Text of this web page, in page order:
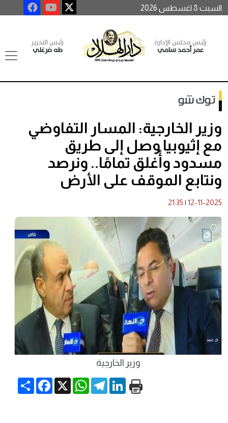
السبت 8 اغسطس 2026
رئيس مجلس الإدارة
عمر أحمد سامي
رئيس التحرير
طه فرغلي
توك شو
وزير الخارجية: المسار التفاوضي
مع إثيوبيا وصل إلى طريق
مسدود وأُغلق تمامًا.. ونرصد
ونتابع الموقف على الأرض
12-11-2025
|
21:35
وزير الخارجية
Share
Facebook X
WhatsApp
TelegramLinkedIn